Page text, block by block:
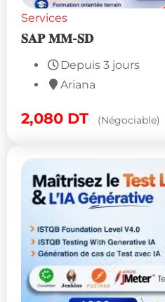
Services
𝐒𝐀𝐏 𝐌𝐌-𝐒𝐃
Depuis 3 jours
Ariana
2,080 DT (Négociable)